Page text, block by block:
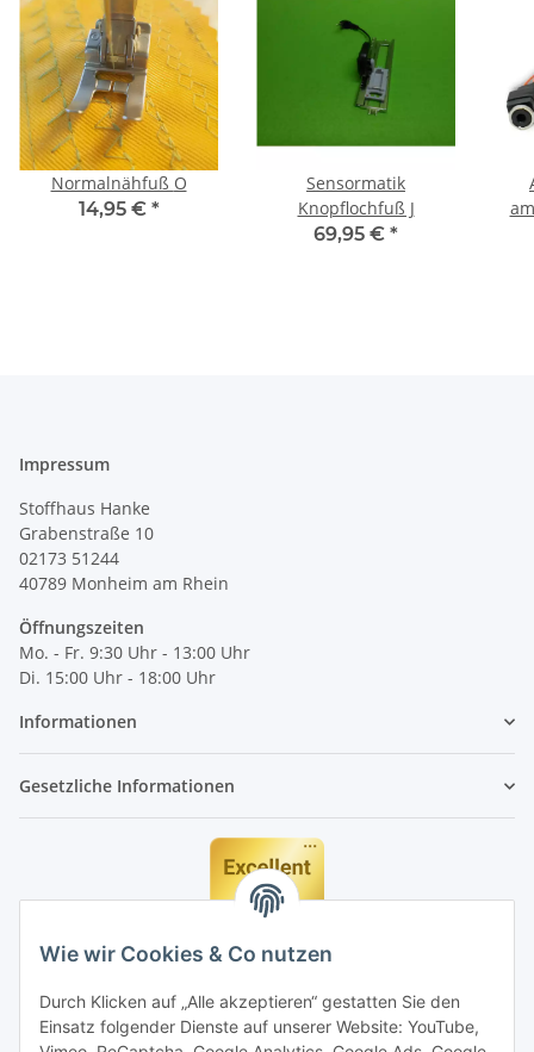
Wie wir Cookies & Co nutzen
Durch Klicken auf „Alle akzeptieren“ gestatten Sie den
Einsatz folgender Dienste auf unserer Website: YouTube,
Normalnähfuß O
14,95 € *
Sensormatik
Knopflochfuß J
69,95 € *
Impressum
Stoffhaus Hanke
Grabenstraße 10
02173 51244
40789 Monheim am Rhein
Öffnungszeiten
Mo. - Fr. 9:30 Uhr - 13:00 Uhr
Di. 15:00 Uhr - 18:00 Uhr
Informationen
Gesetzliche Informationen